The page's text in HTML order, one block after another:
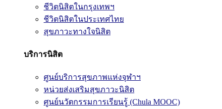
ชีวิตนิสิตในกรุงเทพฯ
ชีวิตนิสิตในประเทศไทย
สุขภาวะทางใจนิสิต
บริการนิสิต
ศูนย์บริการสุขภาพแห่งจุฬาฯ
หน่วยส่งเสริมสุขภาวะนิสิต
ศูนย์นวัตกรรมการเรียนรู้ (Chula MOOC)